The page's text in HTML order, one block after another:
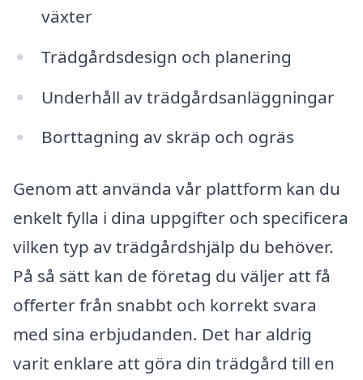
växter
Trädgårdsdesign och planering
Underhåll av trädgårdsanläggningar
Borttagning av skräp och ogräs
Genom att använda vår plattform kan du
enkelt fylla i dina uppgifter och specificera
vilken typ av trädgårdshjälp du behöver.
På så sätt kan de företag du väljer att få
offerter från snabbt och korrekt svara
med sina erbjudanden. Det har aldrig
varit enklare att göra din trädgård till en